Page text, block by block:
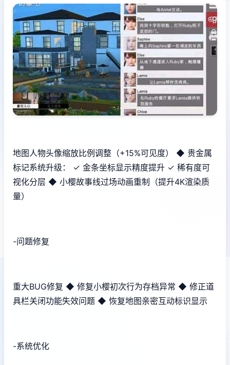
地图人物头像缩放比例调整（+15%可见度） ◆ 贵金属
标记系统升级： ✓ 金条坐标显示精度提升 ✓ 稀有度可
视化分层 ◆ 小樱故事线过场动画重制（提升4K渲染质
量）
-问题修复
重大BUG修复 ◆ 修复小樱初次行为存档异常 ◆ 修正道
具栏关闭功能失效问题 ◆ 恢复地图亲密互动标识显示
-系统优化